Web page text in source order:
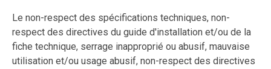
Le non-respect des spécifications techniques, non-
respect des directives du guide d'installation et/ou de la
fiche technique, serrage inapproprié ou abusif, mauvaise
utilisation et/ou usage abusif, non-respect des directives